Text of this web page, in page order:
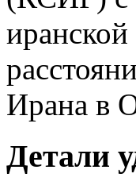
Ирана в
Детали